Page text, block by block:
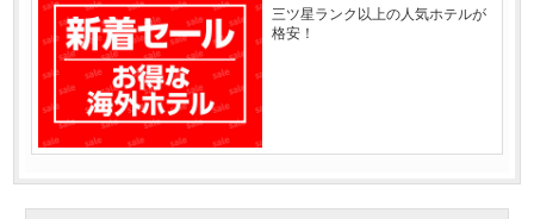
三ツ星ランク以上の人気ホテルが
格安！